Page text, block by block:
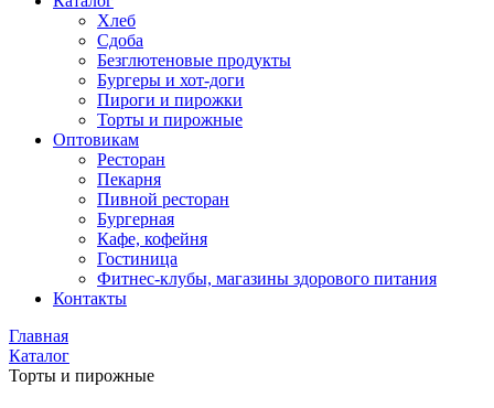
Хлеб
Сдоба
Безглютеновые продукты
Бургеры и хот-доги
Пироги и пирожки
Торты и пирожные
Оптовикам
Ресторан
Пекарня
Пивной ресторан
Бургерная
Кафе, кофейня
Гостиница
Фитнес-клубы, магазины здорового питания
Контакты
Главная
Каталог
Торты и пирожные